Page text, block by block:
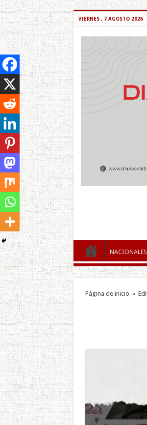
VIERNES , 7 AGOSTO 2026
NACIONALES
Página de inicio »